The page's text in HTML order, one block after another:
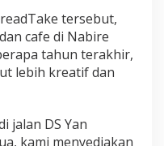
tersebut,
cafe di Nabire
tahun terakhir,
lebih kreatif dan
jalan DS Yan
kami menyediakan